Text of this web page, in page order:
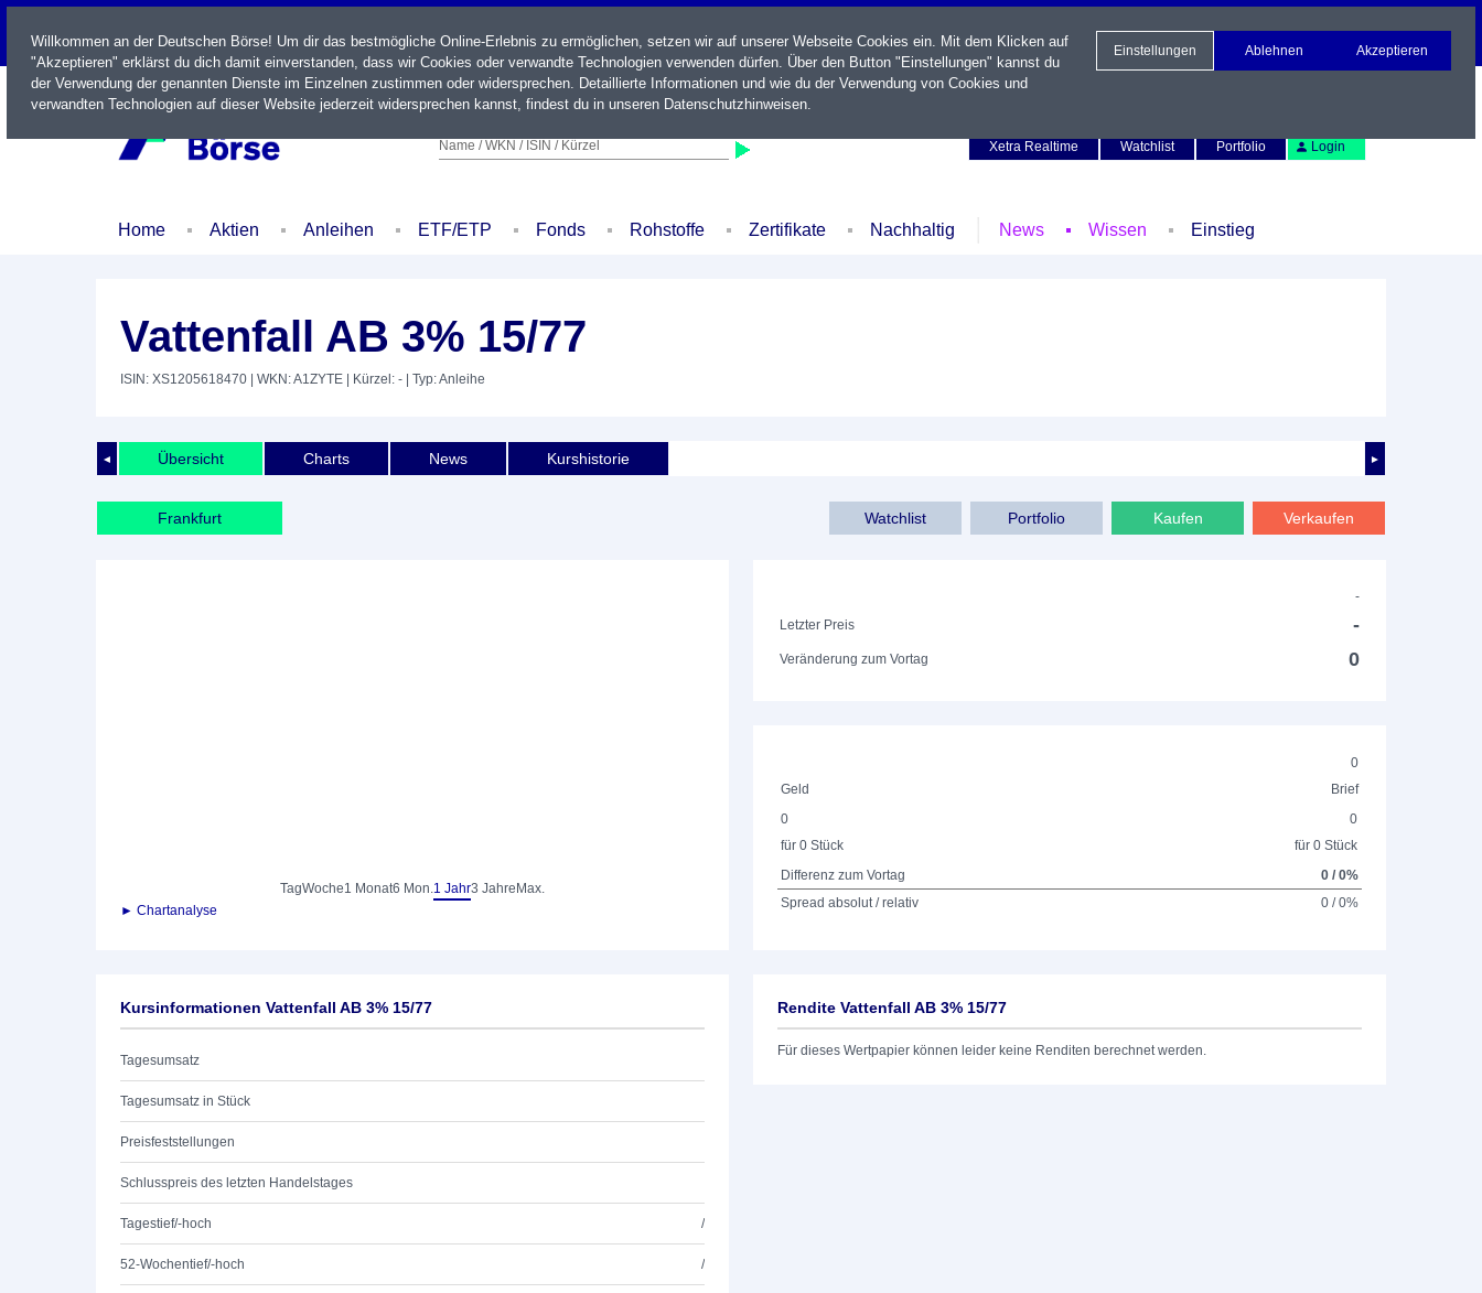
LIVE
Name / WKN / ISIN / Kürzel
Xetra Realtime
Watchlist Portfolio Login
Home Aktien Anleihen ETF/ETP Fonds Rohstoffe Zertifikate Nachhaltig News Wissen Einstieg
Vattenfall AB 3% 15/77
ISIN: XS1205618470 | WKN: A1ZYTE | Kürzel: - | Typ: Anleihe
◄ ►
Übersicht Charts News Kurshistorie
Frankfurt Verkaufen
Kaufen
Portfolio
Watchlist
TagWoche1 Monat6 Mon.1 Jahr3 Jahre Max.
► Chartanalyse
-
Letzter Preis
-
Veränderung zum Vortag 0
0
Geld
Brief
0
für 0 Stück
0
für 0 Stück
Differenz zum Vortag
0 / 0%
Spread absolut / relativ
0 / 0%
Kursinformationen Vattenfall AB 3% 15/77
Tagesumsatz
Tagesumsatz in Stück
Preisfeststellungen
Schlusspreis des letzten Handelstages
Tagestief/-hoch /
52-Wochentief/-hoch /
Rendite Vattenfall AB 3% 15/77
Für dieses Wertpapier können leider keine Renditen berechnet werden.
Willkommen an der Deutschen Börse! Um dir das bestmögliche Online-Erlebnis zu ermöglichen, setzen wir auf unserer Webseite Cookies ein. Mit dem Klicken auf
"Akzeptieren" erklärst du dich damit einverstanden, dass wir Cookies oder verwandte Technologien verwenden dürfen. Über den Button "Einstellungen" kannst du
der Verwendung der genannten Dienste im Einzelnen zustimmen oder widersprechen. Detaillierte Informationen und wie du der Verwendung von Cookies und
verwandten Technologien auf dieser Website jederzeit widersprechen kannst, findest du in unseren Datenschutzhinweisen.
Einstellungen Ablehnen Akzeptieren